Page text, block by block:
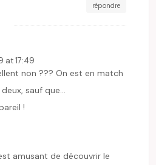
répondre
at 17:49
non ??? On est en match
sauf que…
!
amusant de découvrir le